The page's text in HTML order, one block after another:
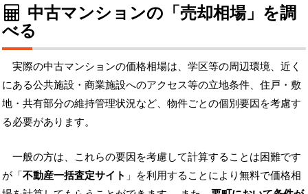
中古マンションの「売却相場」を調
べる
実際の中古マンションの価格相場は、学区等の周辺環境、近く
にある公共施設・商業施設へのアクセス等の立地条件、住戸・敷
地・共有部分の維持管理状況など、物件ごとの個別要因を考慮す
る必要があります。
一般の方は、これらの要因を考慮して計算することは困難です
が「不動産一括査定サイト 」を利用することにより無料で価格相